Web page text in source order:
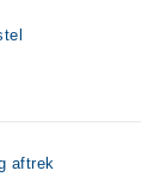
aftrek